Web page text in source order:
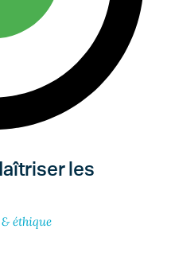
les
éthique